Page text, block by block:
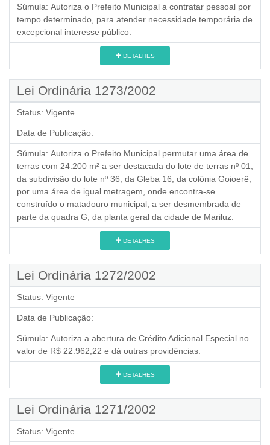
Súmula: Autoriza o Prefeito Municipal a contratar pessoal por
tempo determinado, para atender necessidade temporária de
excepcional interesse público.
DETALHES
Lei Ordinária 1273/2002
Status: Vigente
Data de Publicação:
Súmula: Autoriza o Prefeito Municipal permutar uma área de
terras com 24.200 m² a ser destacada do lote de terras nº 01,
da subdivisão do lote nº 36, da Gleba 16, da colônia Goioerê,
por uma área de igual metragem, onde encontra-se
construído o matadouro municipal, a ser desmembrada de
parte da quadra G, da planta geral da cidade de Mariluz.
DETALHES
Lei Ordinária 1272/2002
Status: Vigente
Data de Publicação:
Súmula: Autoriza a abertura de Crédito Adicional Especial no
valor de R$ 22.962,22 e dá outras providências.
DETALHES
Lei Ordinária 1271/2002
Status: Vigente